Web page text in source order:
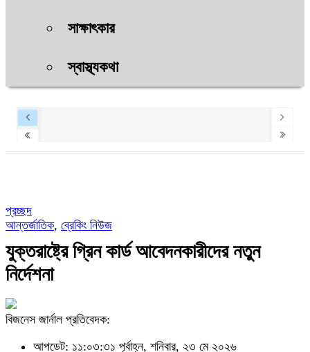
সাক্ষাৎকার
স্বাস্থ্যকথা
প্রচ্ছদ
আন্তর্জাতিক, ব্রেকিং নিউজ
যুক্তরাষ্ট্রে গ্রিন কার্ড আবেদনকারীদের নতুন
নির্দেশনা
বিজনেস জার্নাল প্রতিবেদক:
আপডেট: ১১:০৩:৩১ পূর্বাহ্ন, শনিবার, ২৩ মে ২০২৬